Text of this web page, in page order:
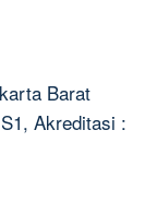
Barat
Akreditasi :